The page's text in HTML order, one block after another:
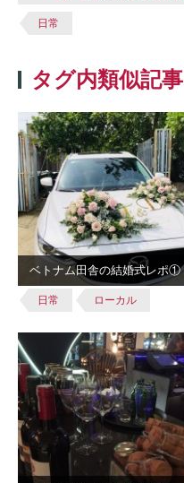
日常
タグ内類似記
ベトナム田舎の結婚式レポ①
日常 ローカル